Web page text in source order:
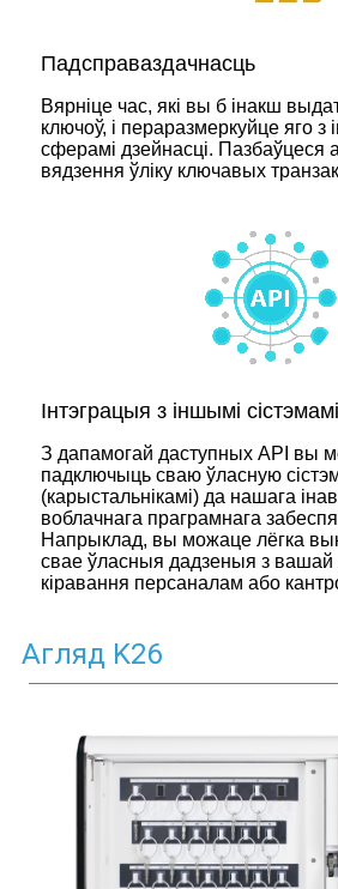
Падсправаздачнасць
Вярніце час, які вы б інакш
ключоў, і пераразмеркуйце яго
сферамі дзейнасці. Пазбаўцеся
вядзення ўліку ключавых
Інтэграцыя з іншымі сістэмамі
З дапамогай даступных API вы
падключыць сваю ўласную
(карыстальнікамі) да нашага
воблачнага праграмнага
Напрыклад, вы можаце лёгка
свае ўласныя дадзеныя з вашай
кіравання персаналам або
Агляд K26